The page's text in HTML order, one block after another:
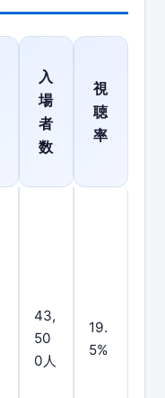
入
場
者
数
視
聴
率
43,
50
0人
19.
5%